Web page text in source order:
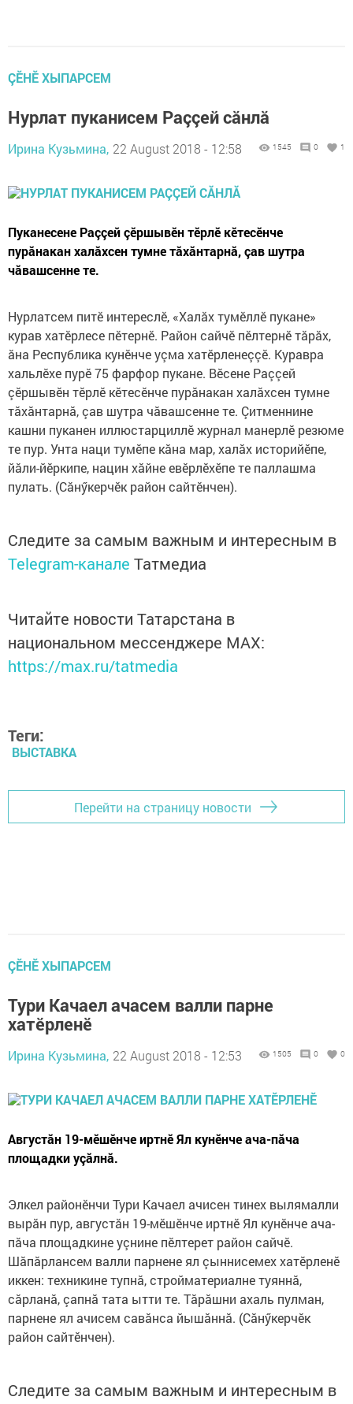
ÇӖНӖ ХЫПАРСЕМ
Нурлат пуканисем Раççей сăнлă
Ирина Кузьмина, 22 August 2018 - 12:58 1545 0 1
Пуканесене Раççей çӗршывӗн тӗрлӗ кӗтесӗнче
пурăнакан халăхсен тумне тăхăнтарнă, çав шутра
чăвашсенне те.
Нурлатсем питӗ интереслӗ, «Халăх тумӗллӗ пукане»
курав хатӗрлесе пӗтернӗ. Район сайчӗ пӗлтернӗ тăрăх,
ăна Республика кунӗнче уçма хатӗрленеççӗ. Куравра
хальлӗхе пурӗ 75 фарфор пукане. Вӗсене Раççей
çӗршывӗн тӗрлӗ кӗтесӗнче пурăнакан халăхсен тумне
тăхăнтарнă, çав шутра чăвашсенне те. Çитменнине
кашни пуканен иллюстарциллӗ журнал манерлӗ резюме
те пур. Унта наци тумӗпе кăна мар, халăх историйӗпе,
йăли-йӗркипе, нацин хăйне евӗрлӗхӗпе те паллашма
пулать. (Сăнӳкерчӗк район сайтӗнчен).
Следите за самым важным и интересным в
Telegram-канале Татмедиа
Читайте новости Татарстана в
национальном мессенджере MАХ:
https://max.ru/tatmedia
Теги:
ВЫСТАВКА
Перейти на страницу новости
ÇӖНӖ ХЫПАРСЕМ
Тури Качаел ачасем валли парне
хатӗрленӗ
Ирина Кузьмина, 22 August 2018 - 12:53 1505 0 0
Августăн 19-мӗшӗнче иртнӗ Ял кунӗнче ача-пăча
площадки уçăлнă.
Элкел районӗнчи Тури Качаел ачисен тинех вылямалли
вырăн пур, августăн 19-мӗшӗнче иртнӗ Ял кунӗнче ача-
пăча площадкине уçнине пӗлтерет район сайчӗ.
Шăпăрлансем валли парнене ял çыннисемех хатӗрленӗ
иккен: техникине тупнă, стройматериалне туяннă,
сăрланă, çапнă тата ытти те. Тăрăшни ахаль пулман,
парнене ял ачисем савăнса йышăннă. (Сăнӳкерчӗк
район сайтӗнчен).
Следите за самым важным и интересным в